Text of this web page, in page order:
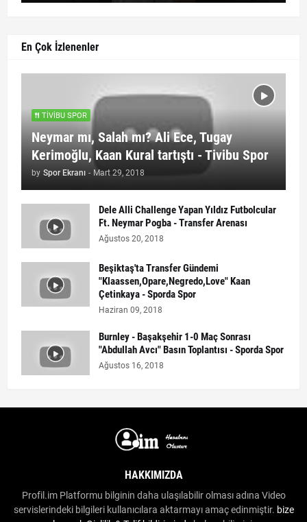
En Çok İzlenenler
TIVIBU SPOR
Neymar mı, Salah mı? Ali Ece, Tugay
Kerimoğlu, Kaan Kural tartıştı - Tivibu Spor
by Spor Ekranı - Mart 29, 2018
Dele Alli Challenge Yapan Yıldız Futbolcular
Ft. Neymar Pogba - Transfer Arenası
Ağustos 20, 2018
Beşiktaş'ta Transfer Gündemi
"Klaassen,Opare,Negredo,Love" Kaan
Çetinkaya - Sporda Spor
Haziran 09, 2018
Burnley - Başakşehir 1-0 Maç Sonrası
"Abdullah Avcı" Basın Toplantısı - Sporda Spor
Ağustos 16, 2018
HAKKIMIZDA
Profil.im Platformu bilginin daha ulaşılabilir olması adına Video
servislerindeki bilgileri kullanıcılara aktarmayı amaç edinmiştir. bize